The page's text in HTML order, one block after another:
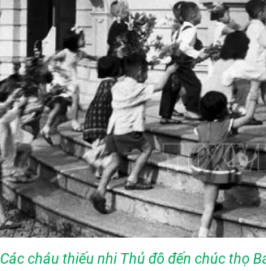
Các cháu thiếu nhi Thủ đô đến chúc thọ